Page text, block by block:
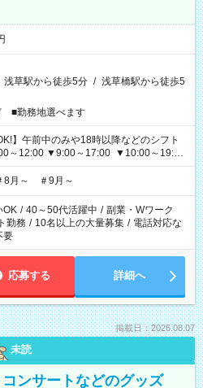
浅草駅から徒歩5分 / 浅草橋駅から徒歩5
■勤務地選べます
】午前中のみや18時以降などのシフト
～12:00 ▼9:00～17:00 ▼10:00～19:00
8月～ ＃9月～
OK / 40～50代活躍中 / 副業・Wワーク
勤務 / 10名以上の大量募集 / 電話対応な
要
応募する 詳細へ
掲載日：2026.08.07
未読
ンサートなどのグッズ